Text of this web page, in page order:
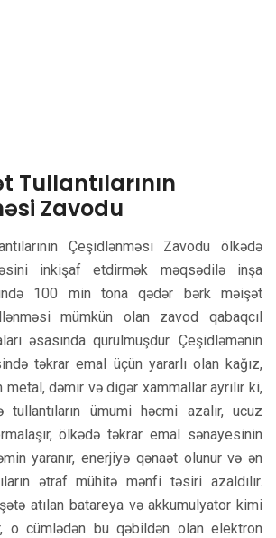
Tullantılarının
Zavodu
Çeşidlənməsi Zavodu ölkədə
inkişaf etdirmək məqsədilə inşa
100 min tona qədər bərk məişət
mümkün olan zavod qabaqcıl
əsasında qurulmuşdur. Çeşidləmənin
təkrar emal üçün yararlı olan kağız,
dəmir və digər xammallar ayrılır ki,
tullantıların ümumi həcmi azalır, ucuz
ölkədə təkrar emal sənayesinin
yaranır, enerjiyə qənaət olunur və ən
ətraf mühitə mənfi təsiri azaldılır.
atılan batareya və akkumulyator kimi
o cümlədən bu qəbildən olan elektron